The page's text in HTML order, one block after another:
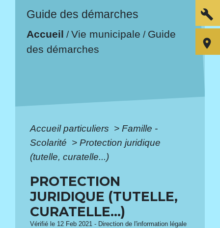
Guide des démarches
Accueil /Vie municipale / Guide
des démarches
Accueil particuliers > Famille -
Scolarité > Protection juridique
(tutelle, curatelle...)
PROTECTION
JURIDIQUE (TUTELLE,
CURATELLE...)
Vérifié le 12 Feb 2021 - Direction de l'information légale
build
room